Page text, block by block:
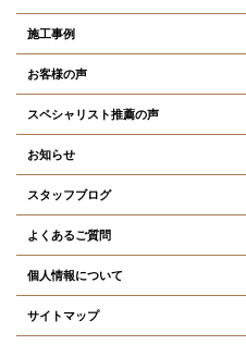
施工事例
お客様の声
スペシャリスト推薦の声
お知らせ
スタッフブログ
よくあるご質問
個人情報について
サイトマップ